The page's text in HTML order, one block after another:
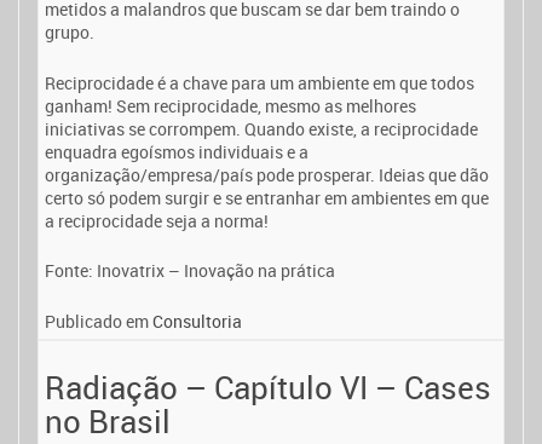
metidos a malandros que buscam se dar bem traindo o
grupo.
Reciprocidade é a chave para um ambiente em que todos
ganham! Sem reciprocidade, mesmo as melhores
iniciativas se corrompem. Quando existe, a reciprocidade
enquadra egoísmos individuais e a
organização/empresa/país pode prosperar. Ideias que dão
certo só podem surgir e se entranhar em ambientes em que
a reciprocidade seja a norma!
Fonte: Inovatrix – Inovação na prática
Publicado emConsultoria
Radiação – Capítulo VI – Cases
no Brasil